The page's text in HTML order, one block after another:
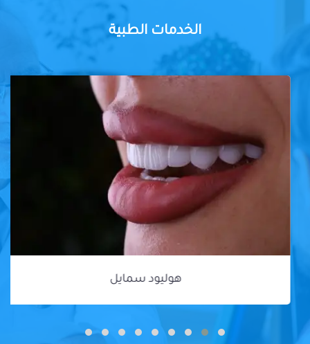
الخدمات الطبية
هوليود سمايل